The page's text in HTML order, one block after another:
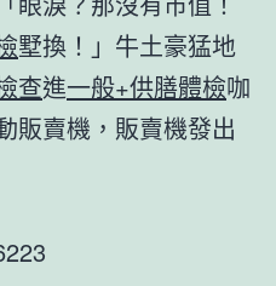
墅換！」牛土豪猛地
查進一般+供膳體檢咖
販賣機，販賣機發出